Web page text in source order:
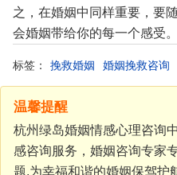
之，在婚姻中同样重要，要
会婚姻带给你的每一个感受
标签： 挽救婚姻 婚姻挽救咨询
温馨提醒
杭州绿岛婚姻情感心理咨询
感咨询服务，婚姻咨询专家
题,为幸福和谐的婚姻保驾护